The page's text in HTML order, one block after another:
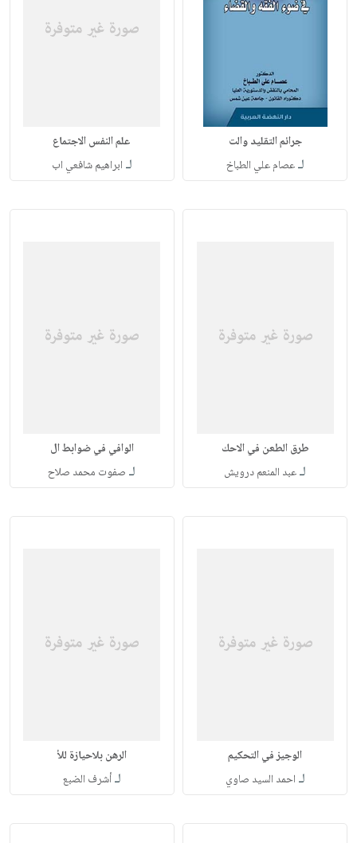
جرائم التقليد والت
لـعصام علي الطباخ
علم النفس الاجتماع
لـ ابراهيم شافعي اب
طرق الطعن في الاحك
لـعبد المنعم درويش
الوافي في ضوابط ال
لـ صفوت محمد صلاح
الوجيز في التحكيم
لـ احمد السيد صاوي
الرهن بلاحيازة للأ
لـأشرف الضبع